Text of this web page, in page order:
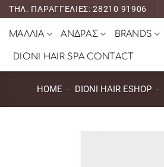
Μετάβαση
ΤΗΛ. ΠΑΡΑΓΓΕΛΙΕΣ: 28210 91906
ΜΑΛΛΙΑ ΑΝΔΡΑΣ BRANDS
DIONI HAIR SPA CONTACT
HOME - DIONI HAIR ESHOP -